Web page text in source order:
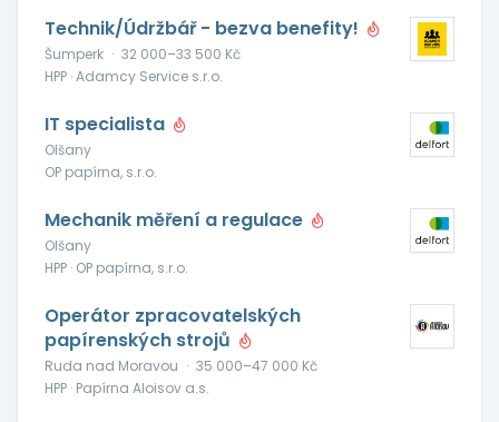
Technik/Údržbář - bezva benefity!
Šumperk · 32 000–33 500 Kč
HPP · Adamcy Service s.r.o.
IT specialista
Olšany
OP papírna, s.r.o.
Mechanik měření a regulace
Olšany
HPP · OP papírna, s.r.o.
Operátor zpracovatelských
papírenských strojů
Ruda nad Moravou · 35 000–47 000 Kč
HPP · Papírna Aloisov a.s.